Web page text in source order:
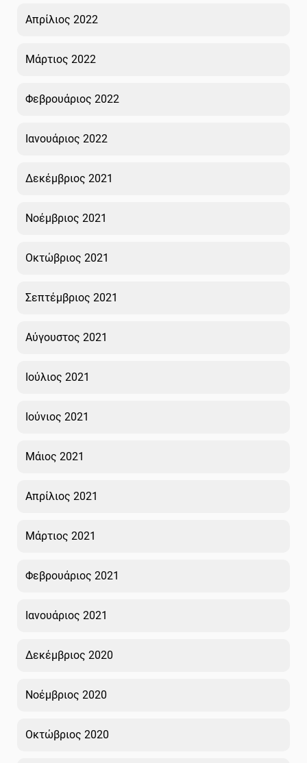
Απρίλιος 2022
Μάρτιος 2022
Φεβρουάριος 2022
Ιανουάριος 2022
Δεκέμβριος 2021
Νοέμβριος 2021
Οκτώβριος 2021
Σεπτέμβριος 2021
Αύγουστος 2021
Ιούλιος 2021
Ιούνιος 2021
Μάιος 2021
Απρίλιος 2021
Μάρτιος 2021
Φεβρουάριος 2021
Ιανουάριος 2021
Δεκέμβριος 2020
Νοέμβριος 2020
Οκτώβριος 2020